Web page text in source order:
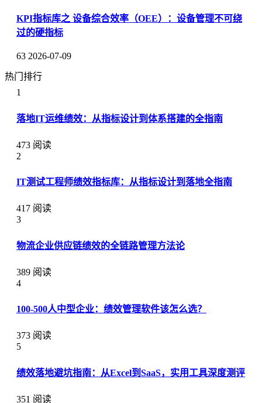
KPI指标库之 设备综合效率（OEE）：设备管理不可绕
过的硬指标
63 2026-07-09
热门排行
1
落地IT运维绩效：从指标设计到体系搭建的全指南
473 阅读
2
IT测试工程师绩效指标库：从指标设计到落地全指南
417 阅读
3
物流企业供应链绩效的全链路管理方法论
389 阅读
4
100-500人中型企业：绩效管理软件该怎么选？
373 阅读
5
绩效落地避坑指南：从Excel到SaaS，实用工具深度测评
351 阅读